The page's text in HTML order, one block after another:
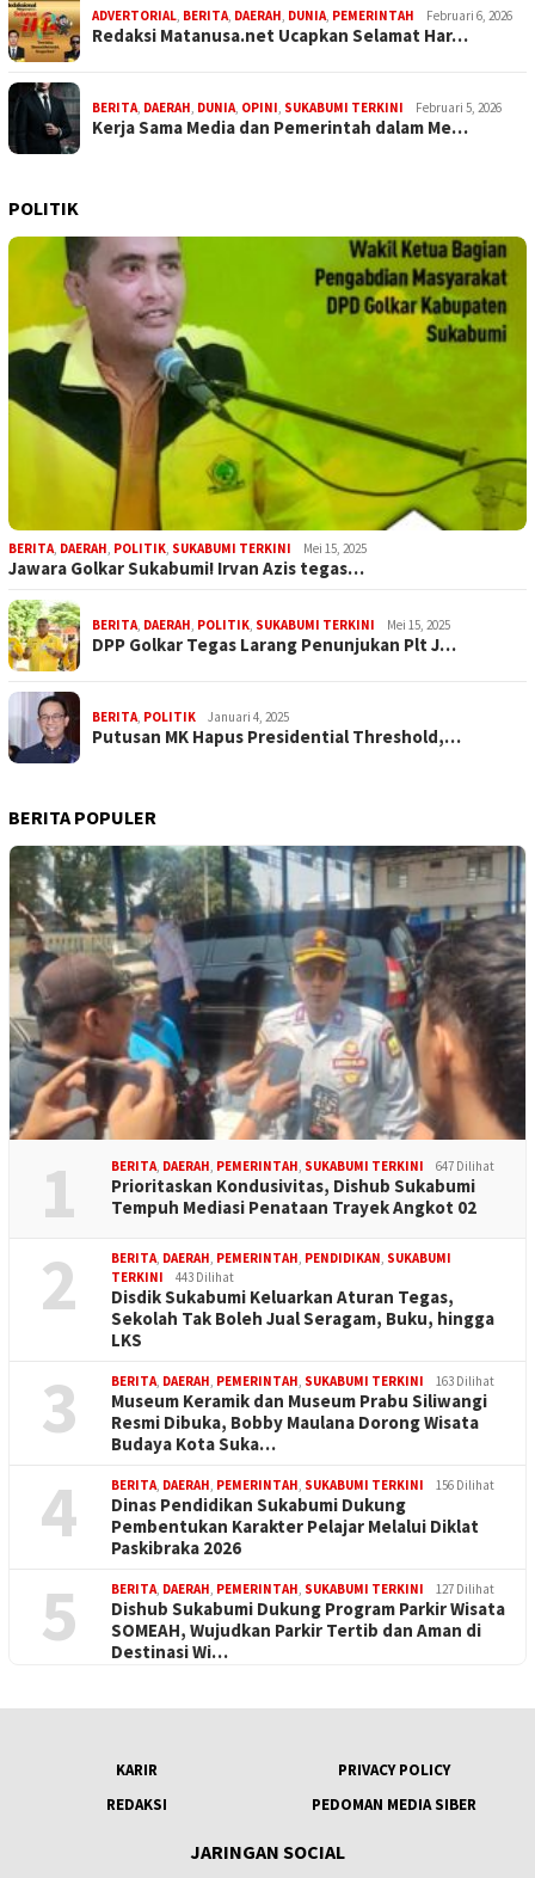
ADVERTORIAL, BERITA, DAERAH, DUNIA, PEMERINTAH Februari 6, 2026
Redaksi Matanusa.net Ucapkan Selamat Har…
BERITA, DAERAH, DUNIA, OPINI, SUKABUMI TERKINI Februari 5, 2026
Kerja Sama Media dan Pemerintah dalam Me…
POLITIK
BERITA, DAERAH, POLITIK, SUKABUMI TERKINI Mei 15, 2025
Jawara Golkar Sukabumi! Irvan Azis tegas…
BERITA, DAERAH, POLITIK, SUKABUMI TERKINI Mei 15, 2025
DPP Golkar Tegas Larang Penunjukan Plt J…
BERITA, POLITIK Januari 4, 2025
Putusan MK Hapus Presidential Threshold,…
BERITA POPULER
1 BERITA, DAERAH, PEMERINTAH, SUKABUMI TERKINI 647 Dilihat
Prioritaskan Kondusivitas, Dishub Sukabumi
Tempuh Mediasi Penataan Trayek Angkot 02
2 BERITA, DAERAH, PEMERINTAH, PENDIDIKAN, SUKABUMI
TERKINI
443 Dilihat
Disdik Sukabumi Keluarkan Aturan Tegas,
Sekolah Tak Boleh Jual Seragam, Buku, hingga
LKS
3 BERITA, DAERAH, PEMERINTAH, SUKABUMI TERKINI 163 Dilihat
Museum Keramik dan Museum Prabu Siliwangi
Resmi Dibuka, Bobby Maulana Dorong Wisata
Budaya Kota Suka…
4 BERITA, DAERAH, PEMERINTAH, SUKABUMI TERKINI 156 Dilihat
Dinas Pendidikan Sukabumi Dukung
Pembentukan Karakter Pelajar Melalui Diklat
Paskibraka 2026
5 BERITA, DAERAH, PEMERINTAH, SUKABUMI TERKINI 127 Dilihat
Dishub Sukabumi Dukung Program Parkir Wisata
SOMEAH, Wujudkan Parkir Tertib dan Aman di
Destinasi Wi…
KARIR
PRIVACY POLICY
REDAKSI
PEDOMAN MEDIA SIBER
JARINGAN SOCIAL